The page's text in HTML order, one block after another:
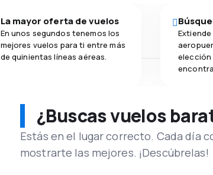
La mayor oferta de vuelos
En unos segundos tenemos los
mejores vuelos para ti entre más
de quinientas líneas aéreas.
elección
¿Buscas vuelos
Estás en el lugar correcto. Cada día
mostrarte las mejores. ¡Descúbrelas!